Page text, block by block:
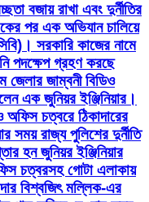
বজায় রাখা এবং দুর্নীতির
পর এক অভিযান চালিয়ে
সরকারি কাজের নামে
পদক্ষেপ গ্রহণ করছে
জেলার জাম্বনী বিডিও
এক জুনিয়র ইঞ্জিনিয়ার।
অফিস চত্বরে ঠিকাদারের
সময় রাজ্য পুলিশের দুর্নীতি
হন জুনিয়র ইঞ্জিনিয়ার
চত্বরসহ গোটা এলাকায়
বিশ্বজিৎ মল্লিক-এর